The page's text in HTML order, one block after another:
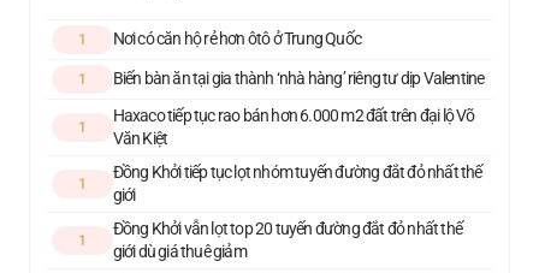
1 Nơi có căn hộ rẻ hơn ôtô ở Trung Quốc
1 Biến bàn ăn tại gia thành ‘nhà hàng’ riêng tư dịp Valentine
1
Haxaco tiếp tục rao bán hơn 6.000 m2 đất trên đại lộ Võ
Văn Kiệt
1
Đồng Khởi tiếp tục lọt nhóm tuyến đường đắt đỏ nhất thế
giới
1
Đồng Khởi vẫn lọt top 20 tuyến đường đắt đỏ nhất thế
giới dù giá thuê giảm